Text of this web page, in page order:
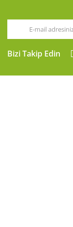
Bizi Takip Edin